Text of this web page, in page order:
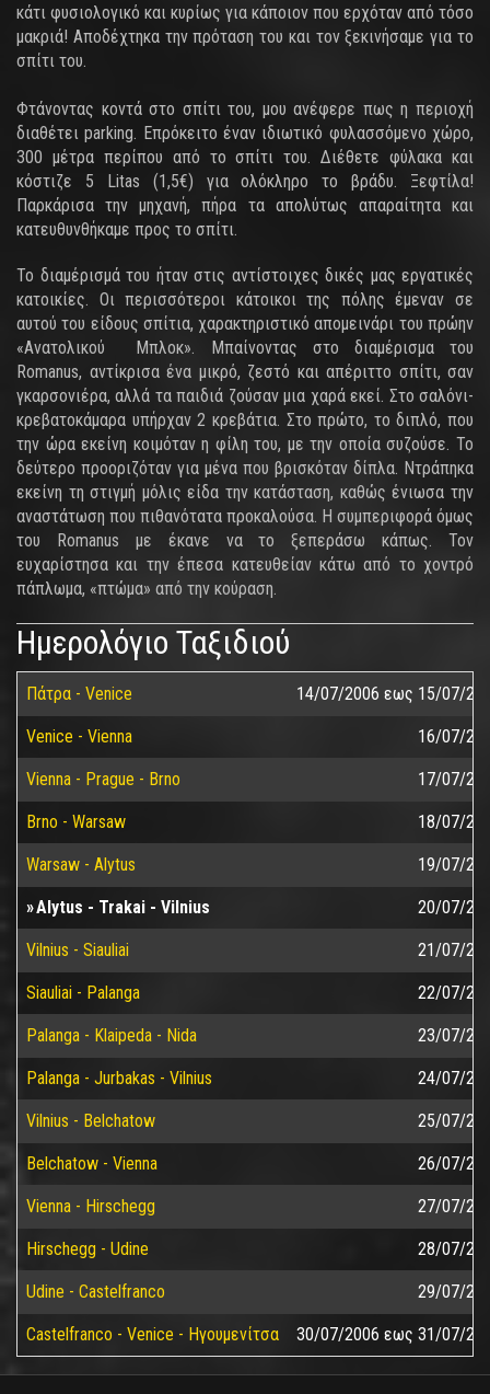
κάτι φυσιολογικό και κυρίως για κάποιον που ερχόταν από τόσο
μακριά! Αποδέχτηκα την πρόταση του και τον ξεκινήσαμε για το
σπίτι του.
Φτάνοντας κοντά στο σπίτι του, μου ανέφερε πως η περιοχή
διαθέτει parking. Επρόκειτο έναν ιδιωτικό φυλασσόμενο χώρο,
300 μέτρα περίπου από το σπίτι του. Διέθετε φύλακα και
κόστιζε 5 Litas (1,5€) για ολόκληρο το βράδυ. Ξεφτίλα!
Παρκάρισα την μηχανή, πήρα τα απολύτως απαραίτητα και
κατευθυνθήκαμε προς το σπίτι.
Το διαμέρισμά του ήταν στις αντίστοιχες δικές μας εργατικές
κατοικίες. Οι περισσότεροι κάτοικοι της πόλης έμεναν σε
αυτού του είδους σπίτια, χαρακτηριστικό απομεινάρι του πρώην
«Ανατολικού Μπλοκ». Μπαίνοντας στο διαμέρισμα του
Romanus, αντίκρισα ένα μικρό, ζεστό και απέριττο σπίτι, σαν
γκαρσονιέρα, αλλά τα παιδιά ζούσαν μια χαρά εκεί. Στο σαλόνι-
κρεβατοκάμαρα υπήρχαν 2 κρεβάτια. Στο πρώτο, το διπλό, που
την ώρα εκείνη κοιμόταν η φίλη του, με την οποία συζούσε. Το
δεύτερο προοριζόταν για μένα που βρισκόταν δίπλα. Ντράπηκα
εκείνη τη στιγμή μόλις είδα την κατάσταση, καθώς ένιωσα την
αναστάτωση που πιθανότατα προκαλούσα. Η συμπεριφορά όμως
του Romanus με έκανε να το ξεπεράσω κάπως. Τον
ευχαρίστησα και την έπεσα κατευθείαν κάτω από το χοντρό
πάπλωμα, «πτώμα» από την κούραση.
Ημερολόγιο Ταξιδιού
Πάτρα - Venice 14/07/2006 εως 15/07/
Venice - Vienna 16/07/
Vienna - Prague - Brno 17/07/
Brno - Warsaw 18/07/
Warsaw - Alytus 19/07/
Alytus - Trakai - Vilnius 20/07/
Vilnius - Siauliai 21/07/
Siauliai - Palanga 22/07/
Palanga - Klaipeda - Nida 23/07/
Palanga - Jurbakas - Vilnius 24/07/
Vilnius - Belchatow 25/07/
Belchatow - Vienna 26/07/
Vienna - Hirschegg 27/07/
Hirschegg - Udine 28/07/
Udine - Castelfranco 29/07/
Castelfranco - Venice - Ηγουμενίτσα 30/07/2006 εως 31/07/